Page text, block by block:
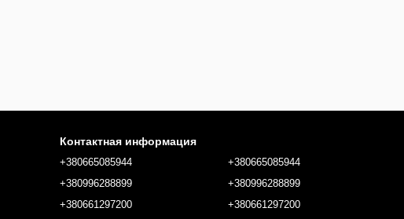
Контактная информация
+380665085944
+380996288899
+380661297200
+380665085944
+380996288899
+380661297200